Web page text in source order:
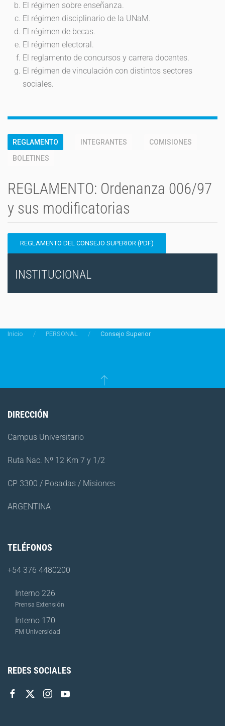
El régimen sobre enseñanza.
El régimen disciplinario de la UNaM.
El régimen de becas.
El régimen electoral.
El reglamento de concursos y carrera docentes.
El régimen de vinculación con distintos sectores
sociales.
REGLAMENTO INTEGRANTES
COMISIONES
BOLETINES
REGLAMENTO: Ordenanza 006/97
y sus modificatorias
REGLAMENTO DEL CONSEJO SUPERIOR (PDF)
INSTITUCIONAL
Inicio PERSONAL Consejo Superior
DIRECCIÓN
Campus Universitario
Ruta Nac. Nº 12 Km 7 y 1/2
CP 3300 / Posadas / Misiones
ARGENTINA
TELÉFONOS
+54 376 4480200
Interno 226
Prensa Extensión
Interno 170
FM Universidad
REDES SOCIALES